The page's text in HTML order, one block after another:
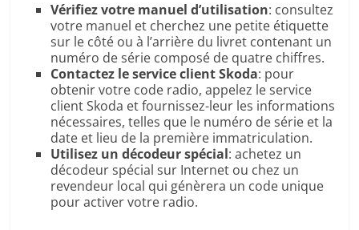
Vérifiez votre manuel d’utilisation: consultez
votre manuel et cherchez une petite étiquette
sur le côté ou à l’arrière du livret contenant un
numéro de série composé de quatre chiffres.
Contactez le service client Skoda: pour
obtenir votre code radio, appelez le service
client Skoda et fournissez-leur les informations
nécessaires, telles que le numéro de série et la
date et lieu de la première immatriculation.
Utilisez un décodeur spécial: achetez un
décodeur spécial sur Internet ou chez un
revendeur local qui génèrera un code unique
pour activer votre radio.